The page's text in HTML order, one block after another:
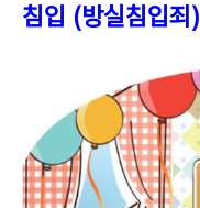
침입 (방실침입죄 )